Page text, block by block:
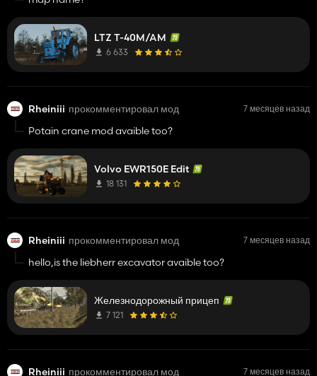
LTZ T-40M/AM
6 633
Rheiniii прокомментировал мод 7 месяцев назад
Potain crane mod avaible too?
Volvo EWR150E Edit
18 131
Rheiniii прокомментировал мод 7 месяцев назад
hello,is the liebherr excavator avaible too?
Железнодорожный прицеп
7 121
Rheiniii прокомментировал мод 7 месяцев назад